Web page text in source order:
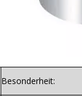
Besonderheit: